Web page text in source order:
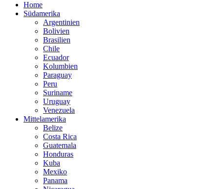
Home
Südamerika
Argentinien
Bolivien
Brasilien
Chile
Ecuador
Kolumbien
Paraguay
Peru
Suriname
Uruguay
Venezuela
Mittelamerika
Belize
Costa Rica
Guatemala
Honduras
Kuba
Mexiko
Panama